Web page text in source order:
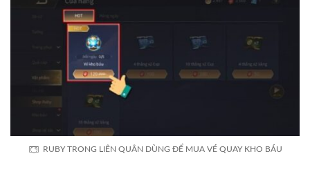
RUBY TRONG LIÊN QUÂN DÙNG ĐỂ MUA VÉ QUAY KHO BÁU